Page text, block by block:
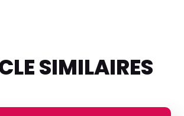
SIMILAIRES